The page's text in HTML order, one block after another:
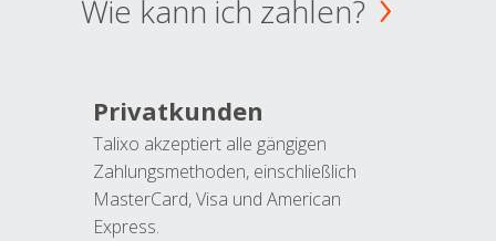
Wie kann ich zahlen?
Privatkunden
Talixo akzeptiert alle gängigen
Zahlungsmethoden, einschließlich
MasterCard, Visa und American
Express.